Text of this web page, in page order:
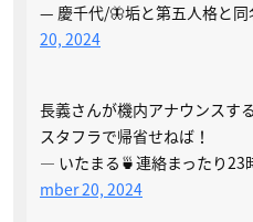
— 慶千代/🦋垢と第五人格と
20, 2024
長義さんが機内アナウンスす
スタフラで帰省せねば！
— いたまる🍵連絡まったり
mber 20, 2024